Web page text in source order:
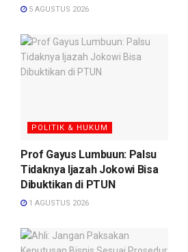
5 AGUSTUS 2026
POLITIK & HUKUM
Prof Gayus Lumbuun: Palsu
Tidaknya Ijazah Jokowi Bisa
Dibuktikan di PTUN
1 AGUSTUS 2026